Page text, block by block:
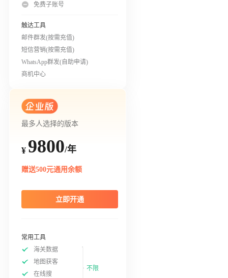
免费子账号
触达工具
邮件群发(按需充值)
短信营销(按需充值)
WhatsApp群发(自助申请)
商机中心
最多人选择的版本
¥ 9800/年
赠送500元通用余额
立即开通
常用工具
海关数据
地图获客
在线搜
不限